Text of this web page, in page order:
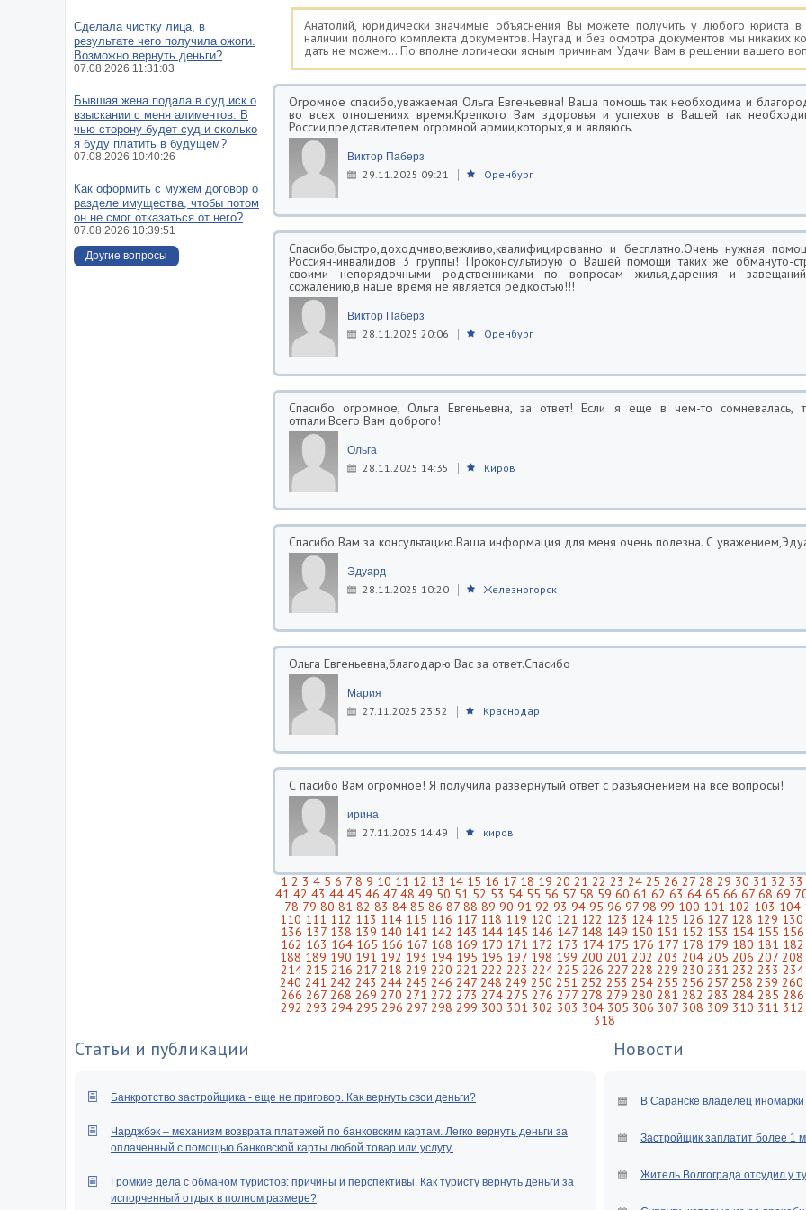
Анатолий, юридически значимые объяснения Вы можете получить у любого юриста
наличии полного комплекта документов. Наугад и без осмотра документов мы никаких
дать не можем... По вполне логически ясным причинам. Удачи Вам в решении вашего
Огромное спасибо,уважаемая Ольга Евгеньевна! Ваша помощь так необходима и
во всех отношениях время.Крепкого Вам здоровья и успехов в Вашей так
России,представителем огромной армии,которых,я и являюсь.
Виктор Паберз
29.11.2025 09:21 Оренбург
Спасибо,быстро,доходчиво,вежливо,квалифицированно и бесплатно.Очень нужная
Россиян-инвалидов 3 группы! Проконсультирую о Вашей помощи таких же обмануто-
своими непорядочными родственниками по вопросам жилья,дарения и
сожалению,в наше время не является редкостью!!!
Виктор Паберз
28.11.2025 20:06 Оренбург
Спасибо огромное, Ольга Евгеньевна, за ответ! Если я еще в чем-то сомневалась,
отпали.Всего Вам доброго!
Ольга
28.11.2025 14:35 Киров
Спасибо Вам за консультацию.Ваша информация для меня очень полезна. С
Эдуард
28.11.2025 10:20 Железногорск
Ольга Евгеньевна,благодарю Вас за ответ.Спасибо
Мария
27.11.2025 23:52 Краснодар
С пасибо Вам огромное! Я получила развернутый ответ с разъяснением на все вопросы!
ирина
27.11.2025 14:49 киров
1 2 3 4 5 6 7 8 9 10 11 12 13 14 15 16 17 18 19 20 21 22 23 24 25 26 27 28 29 30 31 32 33
41 42 43 44 45 46 47 48 49 50 51 52 53 54 55 56 57 58 59 60 61 62 63 64 65 66 67 68 69
78 79 80 81 82 83 84 85 86 87 88 89 90 91 92 93 94 95 96 97 98 99 100 101 102 103 104
110 111 112 113 114 115 116 117 118 119 120 121 122 123 124 125 126 127 128 129 130
136 137 138 139 140 141 142 143 144 145 146 147 148 149 150 151 152 153 154 155 156
162 163 164 165 166 167 168 169 170 171 172 173 174 175 176 177 178 179 180 181 182
188 189 190 191 192 193 194 195 196 197 198 199 200 201 202 203 204 205 206 207 208
214 215 216 217 218 219 220 221 222 223 224 225 226 227 228 229 230 231 232 233 234
240 241 242 243 244 245 246 247 248 249 250 251 252 253 254 255 256 257 258 259 260
266 267 268 269 270 271 272 273 274 275 276 277 278 279 280 281 282 283 284 285 286
292 293 294 295 296 297 298 299 300 301 302 303 304 305 306 307 308 309 310 311 312
318
Сделала чистку лица, в
результате чего получила ожоги.
Возможно вернуть деньги?
07.08.2026 11:31:03
Бывшая жена подала в суд иск о
взыскании с меня алиментов. В
чью сторону будет суд и сколько
я буду платить в будущем?
07.08.2026 10:40:26
Как оформить с мужем договор о
разделе имущества, чтобы потом
он не смог отказаться от него?
07.08.2026 10:39:51
Другие вопросы
Статьи и публикации
Банкротство застройщика - еще не приговор. Как вернуть свои деньги?
Чарджбэк – механизм возврата платежей по банковским картам. Легко вернуть деньги за
оплаченный с помощью банковской карты любой товар или услугу.
Громкие дела с обманом туристов: причины и перспективы. Как туристу вернуть деньги за
испорченный отдых в полном размере?
Новости
В Саранске владелец
Застройщик заплатит более 1
Житель Волгограда отсудил у